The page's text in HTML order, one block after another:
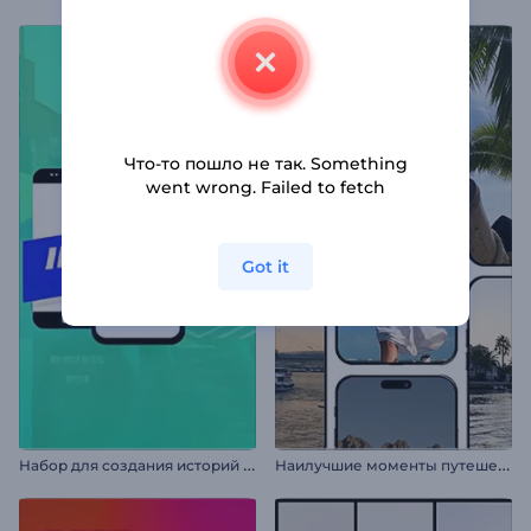
Н
абор для создания историй в Instagram Н
аилучшие моменты путешествия
Что-то пошло не так. Something
went wrong. Failed to fetch
Got it